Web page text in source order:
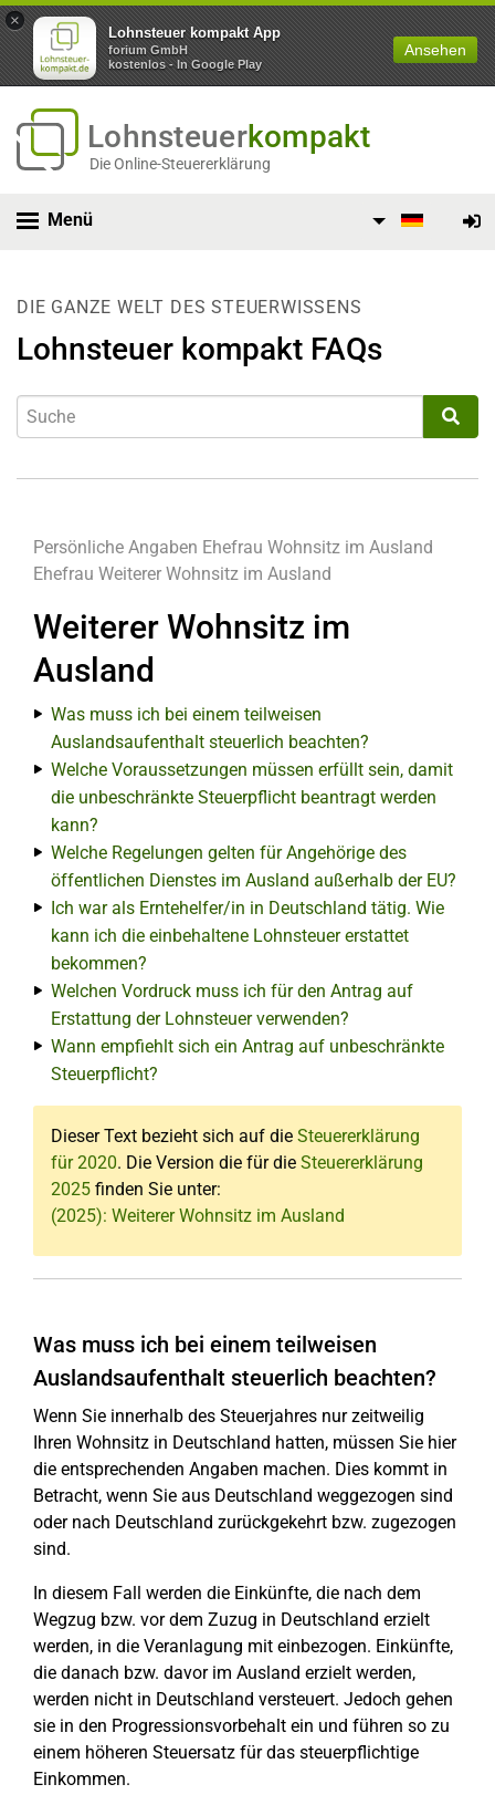
×
Lohnsteuer kompakt App
forium GmbH
kostenlos - In Google Play
Ansehen
Lohnsteuerkompakt
Die Online-Steuererklärung
Menü
DIE GANZE WELT DES STEUERWISSENS
Lohnsteuer kompakt FAQs
Persönliche Angaben Ehefrau Wohnsitz im Ausland
Ehefrau Weiterer Wohnsitz im Ausland
Weiterer Wohnsitz im
Ausland
Was muss ich bei einem teilweisen
Auslandsaufenthalt steuerlich beachten?
Welche Voraussetzungen müssen erfüllt sein, damit
die unbeschränkte Steuerpflicht beantragt werden
kann?
Welche Regelungen gelten für Angehörige des
öffentlichen Dienstes im Ausland außerhalb der EU?
Ich war als Erntehelfer/in in Deutschland tätig. Wie
kann ich die einbehaltene Lohnsteuer erstattet
bekommen?
Welchen Vordruck muss ich für den Antrag auf
Erstattung der Lohnsteuer verwenden?
Wann empfiehlt sich ein Antrag auf unbeschränkte
Steuerpflicht?
Dieser Text bezieht sich auf die Steuererklärung
für 2020. Die Version die für die Steuererklärung
2025 finden Sie unter:
(2025): Weiterer Wohnsitz im Ausland
Was muss ich bei einem teilweisen
Auslandsaufenthalt steuerlich beachten?
Wenn Sie innerhalb des Steuerjahres nur zeitweilig
Ihren Wohnsitz in Deutschland hatten, müssen Sie hier
die entsprechenden Angaben machen. Dies kommt in
Betracht, wenn Sie aus Deutschland weggezogen sind
oder nach Deutschland zurückgekehrt bzw. zugezogen
sind.
In diesem Fall werden die Einkünfte, die nach dem
Wegzug bzw. vor dem Zuzug in Deutschland erzielt
werden, in die Veranlagung mit einbezogen. Einkünfte,
die danach bzw. davor im Ausland erzielt werden,
werden nicht in Deutschland versteuert. Jedoch gehen
sie in den Progressionsvorbehalt ein und führen so zu
einem höheren Steuersatz für das steuerpflichtige
Einkommen.